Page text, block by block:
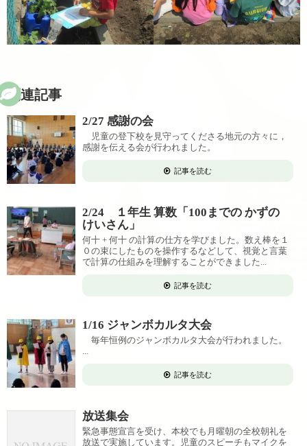
関連記事
2/27 感謝の会
児童の登下校を見守ってくださる地元の方々に，
感謝を伝える会が行われました。
記事を読む
2/24 １年生 算数「100までの かずの
けいさん」
何十 + 何十 の計算の仕方を学びました。数え棒を１
０の束にしたものを操作するなどして、視覚と言葉
で計算の仕組みを理解することができました...
記事を読む
1/16 ジャンボカルタ大会
毎年恒例のジャンボカルタ大会が行われました。
記事を読む
放送集会
緊急事態宣言を受け、本校でも月曜朝の全校朝礼を
放送で実施しています。児童のスピーチもマイクを